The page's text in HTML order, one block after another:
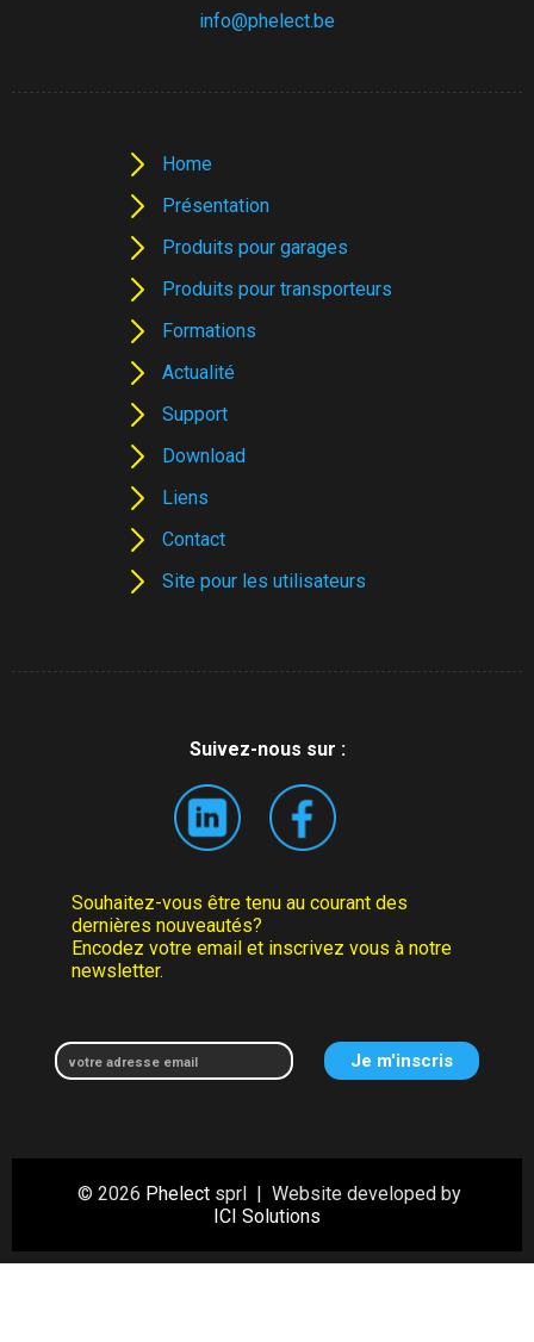
info@phelect.be
Home
Présentation
Produits pour garages
Produits pour transporteurs
Formations
Actualité
Support
Download
Liens
Contact
Site pour les utilisateurs
Suivez-nous sur :
Souhaitez-vous être tenu au courant des
dernières nouveautés?
Encodez votre email et inscrivez vous à notre
newsletter.
© 2026 Phelect sprl | Website developed by
ICI Solutions